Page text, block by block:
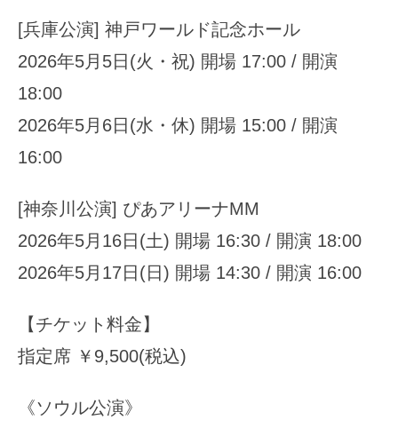
[兵庫公演] 神戸ワールド記念ホール
2026年5月5日(火・祝) 開場 17:00 / 開演
18:00
2026年5月6日(水・休) 開場 15:00 / 開演
16:00
[神奈川公演] ぴあアリーナMM
2026年5月16日(土) 開場 16:30 / 開演 18:00
2026年5月17日(日) 開場 14:30 / 開演 16:00
【チケット料金】
指定席 ￥9,500(税込)
《ソウル公演》